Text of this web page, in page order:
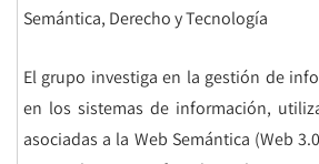
Semántica, Derecho y Tecnología
El grupo investiga en la gestión de
en los sistemas de información,
asociadas a la Web Semántica (Web